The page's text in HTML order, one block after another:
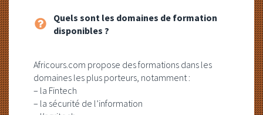
Quels sont les domaines de formation
disponibles ?
Africours.com propose des formations dans les
domaines les plus porteurs, notamment :
– la Fintech
– la sécurité de l’information